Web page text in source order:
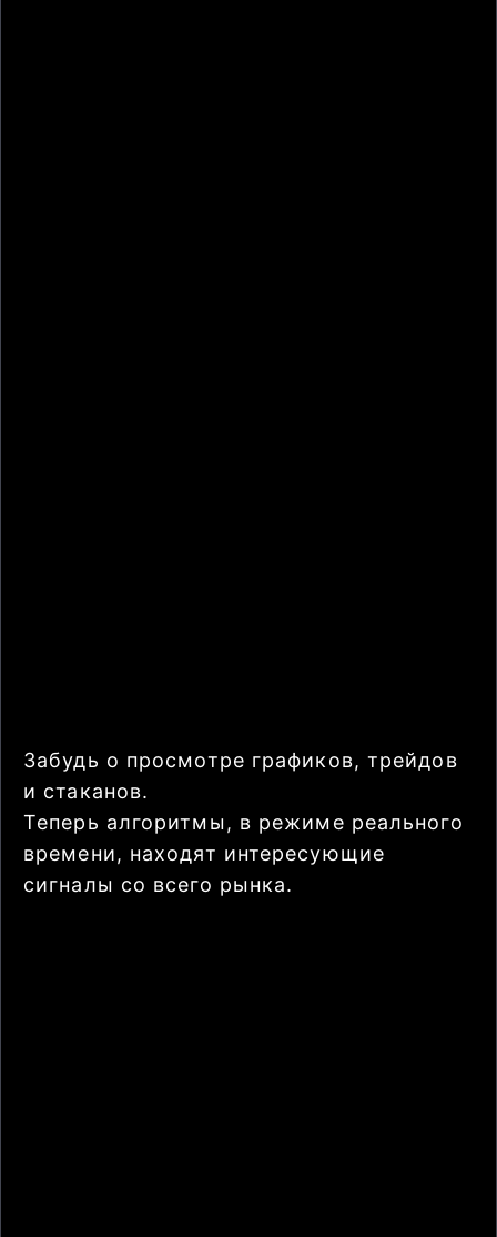
Забудь о просмотре графиков, трейдов
и стаканов.
Теперь алгоритмы, в режиме реального
времени, находят интересующие
сигналы со всего рынка.